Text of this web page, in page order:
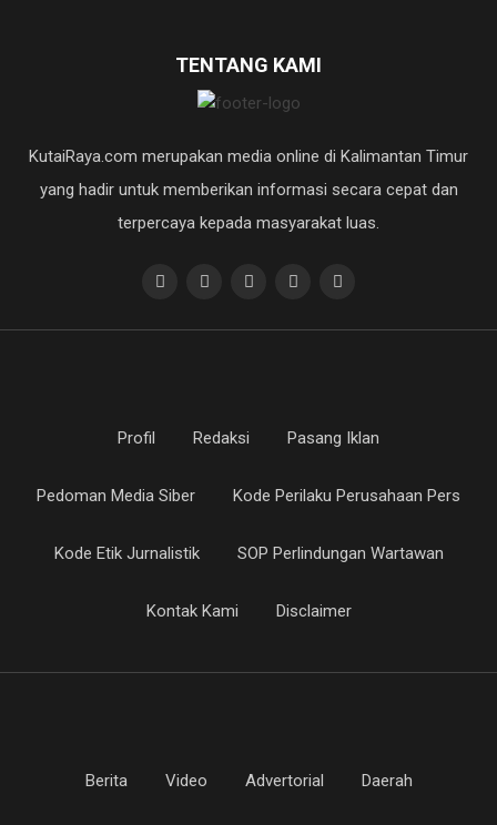
TENTANG KAMI
KutaiRaya.com merupakan media online di Kalimantan Timur
yang hadir untuk memberikan informasi secara cepat dan
terpercaya kepada masyarakat luas.
Profil Redaksi Pasang Iklan
Pedoman Media Siber Kode Perilaku Perusahaan Pers
Kode Etik Jurnalistik SOP Perlindungan Wartawan
Kontak Kami Disclaimer
Berita Video Advertorial Daerah